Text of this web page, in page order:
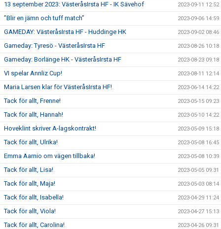
13 september 2023: VästeråsIrsta HF - IK Sävehof 2023-09-11 12:52
”Blir en jämn och tuff match” 2023-09-06 14:59
GAMEDAY: VästeråsIrsta HF - Huddinge HK 2023-09-02 08:46
Gameday: Tyresö - VästeråsIrsta HF 2023-08-26 10:18
Gameday: Borlänge HK - VästeråsIrsta HF 2023-08-23 09:18
VI spelar Annliz Cup! 2023-08-11 12:14
Maria Larsen klar för VästeråsIrsta HF! 2023-06-14 14:22
Tack för allt, Frenne! 2023-05-15 09:23
Tack för allt, Hannah! 2023-05-10 14:22
Hoveklint skriver A-lagskontrakt! 2023-05-09 15:18
Tack för allt, Ulrika! 2023-05-08 16:45
Emma Aarnio om vägen tillbaka! 2023-05-08 10:39
Tack för allt, Lisa! 2023-05-05 09:31
Tack för allt, Maja! 2023-05-03 08:14
Tack för allt, Isabella! 2023-04-29 11:24
Tack för allt, Viola! 2023-04-27 15:13
Tack för allt, Carolina! 2023-04-26 09:31